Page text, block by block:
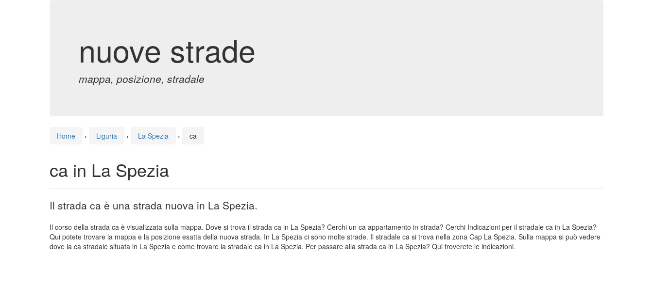
nuove strade
mappa, posizione, stradale
Home › Liguria › La Spezia › ca
ca in La Spezia
Il strada ca è una strada nuova in La Spezia.
Il corso della strada ca è visualizzata sulla mappa. Dove si trova il strada ca in La Spezia? Cerchi un ca appartamento in strada? Cerchi Indicazioni per il stradale ca in La Spezia?
Qui potete trovare la mappa e la posizione esatta della nuova strada. In La Spezia ci sono molte strade. Il stradale ca si trova nella zona Cap La Spezia. Sulla mappa si può vedere
dove la ca stradale situata in La Spezia e come trovare la stradale ca in La Spezia. Per passare alla strada ca in La Spezia? Qui troverete le indicazioni.